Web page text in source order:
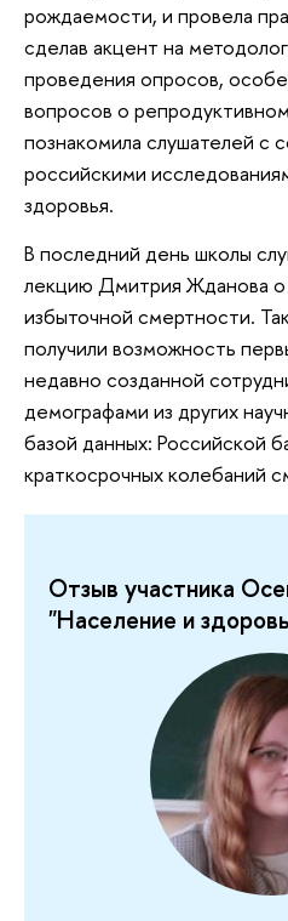
рождаемости, и провела
сделав акцент на
проведения опросов,
вопросов о
познакомила слушателей с
российскими
здоровья.
В последний день школы
лекцию Дмитрия Жданова
избыточной смертности.
получили возможность
недавно созданной
демографами из других
базой данных: Российской
краткосрочных колебаний
Отзыв участника
"Население и